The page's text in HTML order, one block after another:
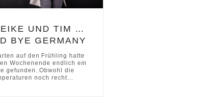
UND TIM …
BYE GERMANY
auf den Frühling hatte
Wochenende endlich ein
gefunden. Obwohl die
noch recht…